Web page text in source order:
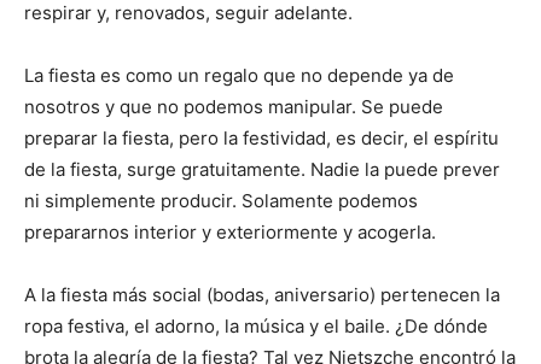
respirar y, renovados, seguir adelante.
La fiesta es como un regalo que no depende ya de
nosotros y que no podemos manipular. Se puede
preparar la fiesta, pero la festividad, es decir, el espíritu
de la fiesta, surge gratuitamente. Nadie la puede prever
ni simplemente producir. Solamente podemos
prepararnos interior y exteriormente y acogerla.
A la fiesta más social (bodas, aniversario) pertenecen la
ropa festiva, el adorno, la música y el baile. ¿De dónde
brota la alegría de la fiesta? Tal vez Nietszche encontró la